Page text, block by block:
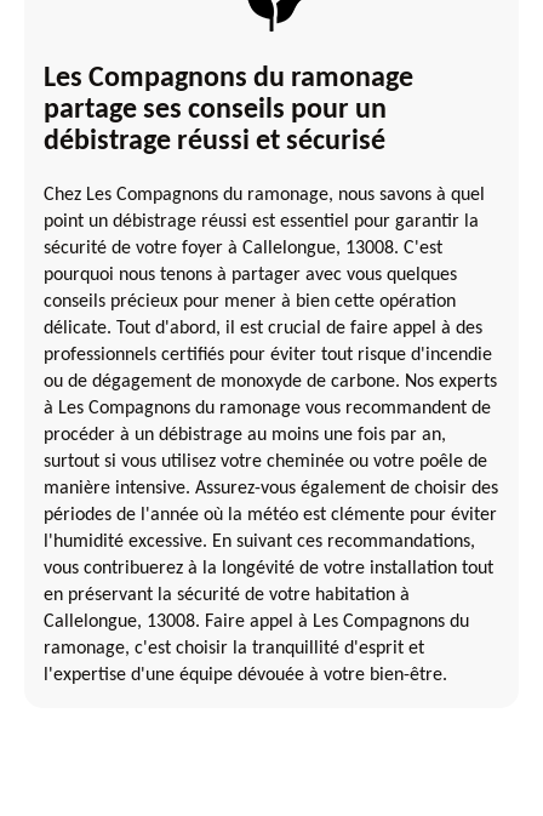
Les Compagnons du ramonage
partage ses conseils pour un
débistrage réussi et sécurisé
Chez Les Compagnons du ramonage, nous savons à quel
point un débistrage réussi est essentiel pour garantir la
sécurité de votre foyer à Callelongue, 13008. C'est
pourquoi nous tenons à partager avec vous quelques
conseils précieux pour mener à bien cette opération
délicate. Tout d'abord, il est crucial de faire appel à des
professionnels certifiés pour éviter tout risque d'incendie
ou de dégagement de monoxyde de carbone. Nos experts
à Les Compagnons du ramonage vous recommandent de
procéder à un débistrage au moins une fois par an,
surtout si vous utilisez votre cheminée ou votre poêle de
manière intensive. Assurez-vous également de choisir des
périodes de l'année où la météo est clémente pour éviter
l'humidité excessive. En suivant ces recommandations,
vous contribuerez à la longévité de votre installation tout
en préservant la sécurité de votre habitation à
Callelongue, 13008. Faire appel à Les Compagnons du
ramonage, c'est choisir la tranquillité d'esprit et
l'expertise d'une équipe dévouée à votre bien-être.